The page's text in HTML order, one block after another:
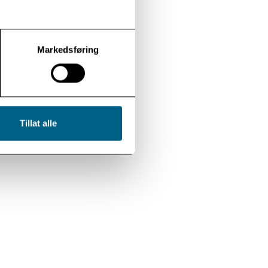
Markedsføring
Tillat alle
Mange i
Flere i
tog til